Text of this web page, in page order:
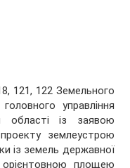
121, 122 Земельного
управління
області із заявою
землеустрою
із земель державної
орієнтовною площею